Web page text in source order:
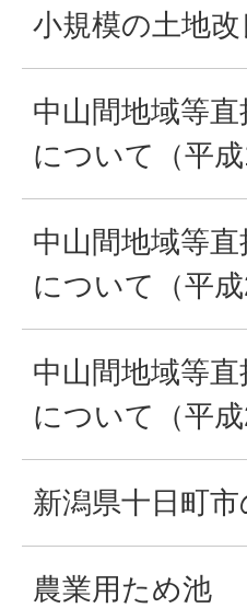
小規模の土地
中山間地域等
について（平成
中山間地域等
について（平成
中山間地域等
について（平
新潟県十日町市
農業用ため池